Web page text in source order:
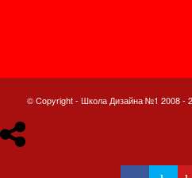
© Copyright - Школа Дизайна №1 2008 -